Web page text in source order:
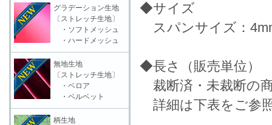
◆サイズ
スパンサイズ：
◆長さ（販売単位）
裁断済・未裁断の
詳細は下表をご参
グラデーション生地
〔ストレッチ生地〕
・ソフトメッシュ
・ハードメッシュ
無地生地
〔ストレッチ生地〕
・ベロア
・ベルベット
柄生地